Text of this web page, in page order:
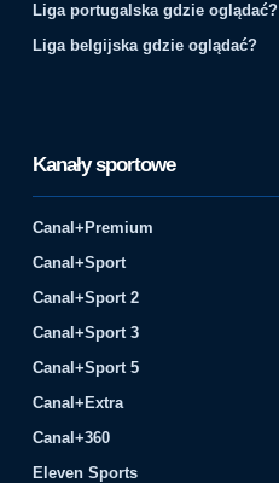
Liga portugalska gdzie oglądać?
Liga belgijska gdzie oglądać?
Kanały sportowe
Canal+Premium
Canal+Sport
Canal+Sport 2
Canal+Sport 3
Canal+Sport 5
Canal+Extra
Canal+360
Eleven Sports